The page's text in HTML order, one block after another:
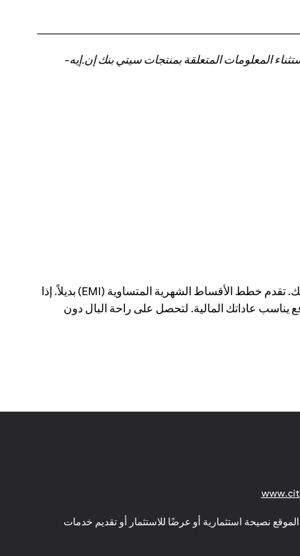
المعلومات المتعلقة بمنتجات سيتي بنك إن.إيه-
يمكن أن يؤدي الدفع مقابل عمليات شراء كبيرة في معاملة واحدة إلى إحداث فجوة في ميزانيتك الشهرية - وإرهاقك. تقدم خطط الأقساط الشهرية المتساوية (EMI) بديلاً. إذا
عاداتك المالية. لتحصل على راحة البال دون
(opens in a new tab)
نصيحة استثمارية أو عرضًا للاستثمار أو تقديم خدمات